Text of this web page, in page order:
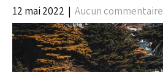
12 mai 2022 | Aucun commentaire